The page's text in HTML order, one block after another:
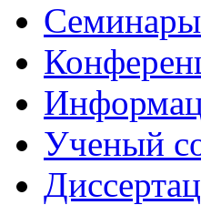
Семинары
Ученый